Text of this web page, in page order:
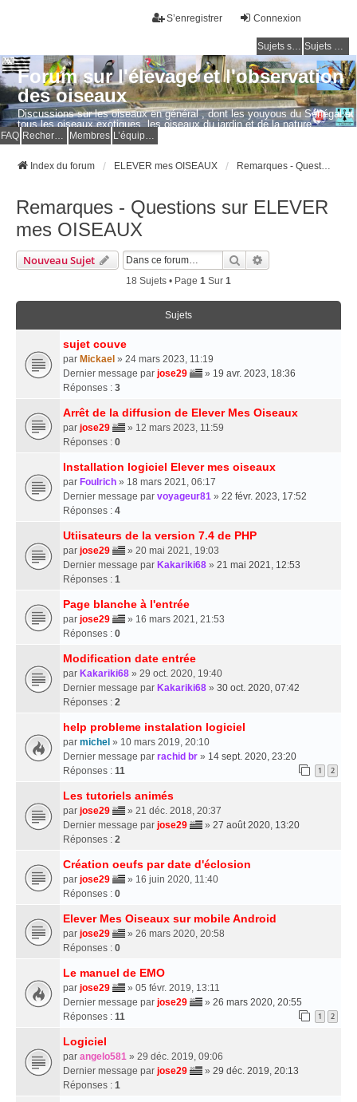
Connexion
S’enregistrer
Sujets sans réponse Sujets actifs
Forum sur l'élevage et l'observation
des oiseaux
Discussions sur les oiseaux en général , dont les youyous du Sénégal et
tous les oiseaux exotiques, les oiseaux du jardin et de la nature.
Questions, photos, expériences.
FAQ Membres
Index du forum ELEVER mes OISEAUX
Remarques - Questions sur ELEVER
mes OISEAUX
Nouveau Sujet Rechercher
18 Sujets • Page 1 Sur 1
Sujets
sujet couve
par Mickael » 24 mars 2023, 11:19
Dernier message par jose29 » 19 avr. 2023, 18:36
Réponses : 3
Arrêt de la diffusion de Elever Mes Oiseaux
par jose29
» 12 mars 2023, 11:59
Réponses : 0
Installation logiciel Elever mes oiseaux
par Foulrich » 18 mars 2021, 06:17
Dernier message par voyageur81 » 22 févr. 2023, 17:52
Réponses : 4
Utiisateurs de la version 7.4 de PHP
par jose29
» 20 mai 2021, 19:03
Dernier message par Kakariki68 » 21 mai 2021, 12:53
Réponses : 1
Page blanche à l'entrée
par jose29
» 16 mars 2021, 21:53
Réponses : 0
Modification date entrée
par Kakariki68 » 29 oct. 2020, 19:40
Dernier message par Kakariki68 » 30 oct. 2020, 07:42
Réponses : 2
help probleme instalation logiciel
par michel » 10 mars 2019, 20:10
Dernier message par rachid br » 14 sept. 2020, 23:20
Réponses : 11 1 2
Les tutoriels animés
par jose29
» 21 déc. 2018, 20:37
Dernier message par jose29 » 27 août 2020, 13:20
Réponses : 2
Création oeufs par date d'éclosion
par jose29
» 16 juin 2020, 11:40
Réponses : 0
Elever Mes Oiseaux sur mobile Android
par jose29
» 26 mars 2020, 20:58
Réponses : 0
Le manuel de EMO
par jose29
» 05 févr. 2019, 13:11
Dernier message par jose29 » 26 mars 2020, 20:55
Réponses : 11 1 2
Logiciel
par angelo581 » 29 déc. 2019, 09:06
Dernier message par jose29 » 29 déc. 2019, 20:13
Réponses : 1